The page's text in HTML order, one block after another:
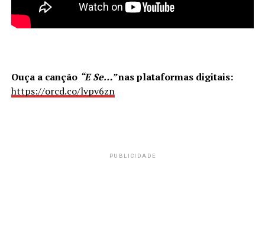
Ouça a canção “E Se…”nas plataformas digitais:
https://orcd.co/lvpv6zn
PUBLICIDADE